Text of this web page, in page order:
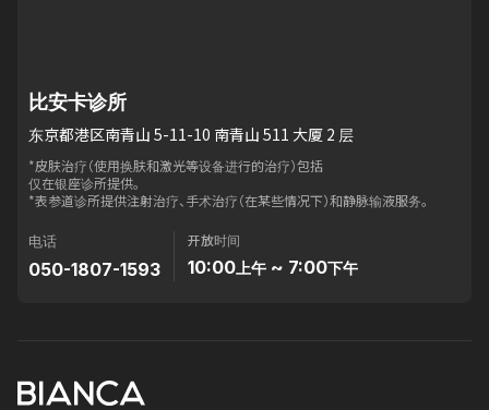
比安卡诊所
东京都港区南青山 5-11-10 南青山 511 大厦 2 层
*皮肤治疗（使用换肤和激光等设备进行的治疗）包括
仅在银座诊所提供。
*表参道诊所提供注射治疗、手术治疗（在某些情况下）和静脉输液服务。
电话
050-1807-1593
开放时间
10:00 上午 ~ 7:00下午